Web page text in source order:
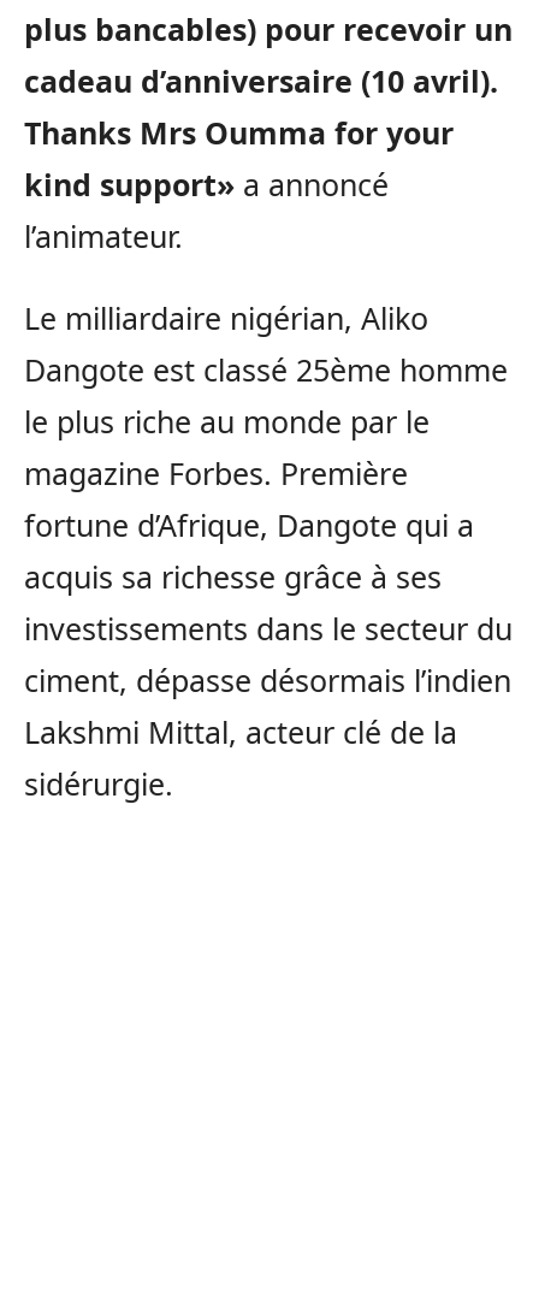
plus bancables) pour recevoir un
cadeau d’anniversaire (10 avril).
Thanks Mrs Oumma for your
kind support» a annoncé
l’animateur.
Le milliardaire nigérian, Aliko
Dangote est classé 25ème homme
le plus riche au monde par le
magazine Forbes. Première
fortune d’Afrique, Dangote qui a
acquis sa richesse grâce à ses
investissements dans le secteur du
ciment, dépasse désormais l’indien
Lakshmi Mittal, acteur clé de la
sidérurgie.